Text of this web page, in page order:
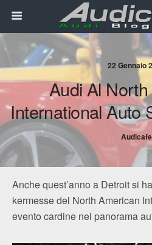
22 Gennaio
Audi Al
International Auto
Audicafe
Anche quest’anno a Detroit si
kermesse del North American
evento cardine nel panorama